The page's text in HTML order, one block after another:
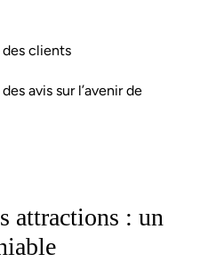
clients
avis sur l’avenir de
attractions : un